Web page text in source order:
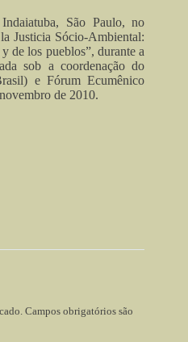
São Paulo, no
Justicia Sócio-Ambiental:
de los pueblos”, durante a
sob a coordenação do
e Fórum Ecumênico
de 2010.
Campos obrigatórios são